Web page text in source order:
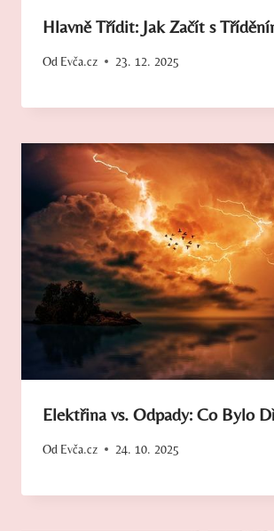
Hlavně Třídit: Jak Začít s
Od Evča.cz 23. 12. 2025
Elektřina vs. Odpady: Co Bylo
Od Evča.cz 24. 10. 2025